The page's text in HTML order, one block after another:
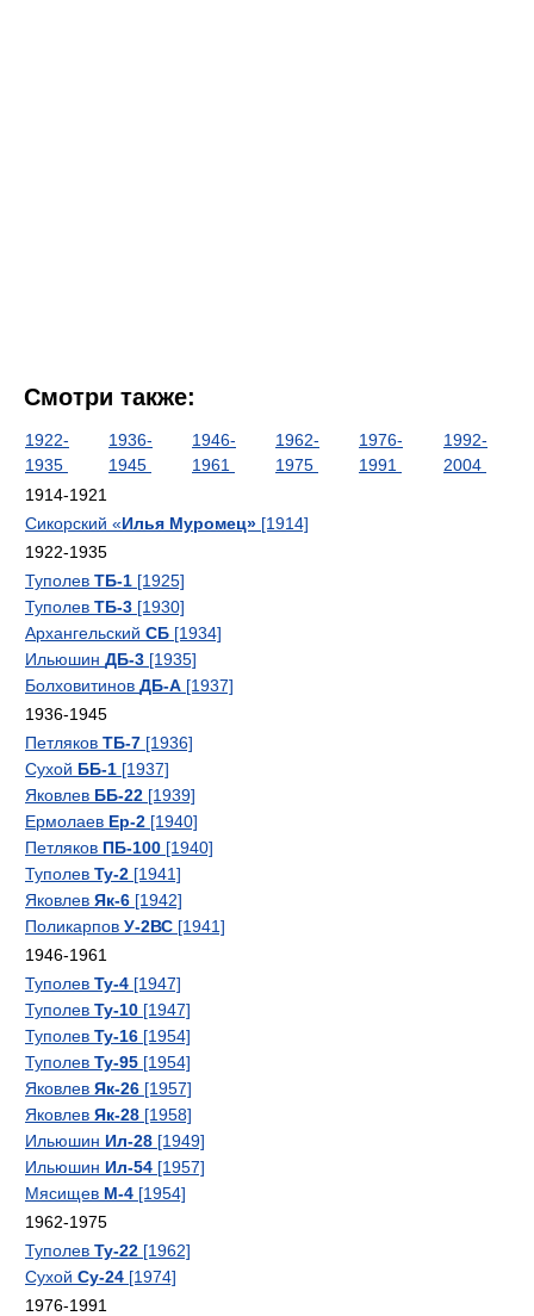
Смотри также:
1922-
1935
1936-
1945
1946-
1961
1962-
1975
1976-
1991
1992-
2004
1914-1921
Сикорский «Илья Муромец» [1914]
1922-1935
Туполев ТБ-1 [1925]
Туполев ТБ-3 [1930]
Архангельский СБ [1934]
Ильюшин ДБ-3 [1935]
Болховитинов ДБ-А [1937]
1936-1945
Петляков ТБ-7 [1936]
Сухой ББ-1 [1937]
Яковлев ББ-22 [1939]
Ермолаев Ер-2 [1940]
Петляков ПБ-100 [1940]
Туполев Ту-2 [1941]
Яковлев Як-6 [1942]
Поликарпов У-2ВС [1941]
1946-1961
Туполев Ту-4 [1947]
Туполев Ту-10 [1947]
Туполев Ту-16 [1954]
Туполев Ту-95 [1954]
Яковлев Як-26 [1957]
Яковлев Як-28 [1958]
Ильюшин Ил-28 [1949]
Ильюшин Ил-54 [1957]
Мясищев М-4 [1954]
1962-1975
Туполев Ту-22 [1962]
Сухой Су-24 [1974]
1976-1991